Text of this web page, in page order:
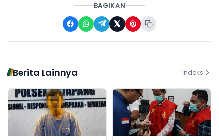
BAGIKAN
Berita Lainnya Indeks